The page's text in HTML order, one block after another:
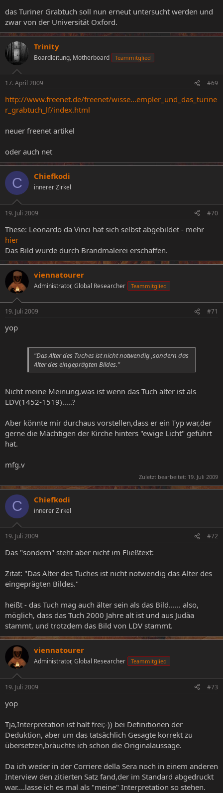
das Turiner Grabtuch soll nun erneut untersucht werden und
zwar von der Universität Oxford.
Trinity
Boardleitung, Motherboard Teammitglied
17. April 2009 #69
http://www.freenet.de/freenet/wisse...empler_und_das_turine
r_grabtuch_lf/index.html
neuer freenet artikel
oder auch net
C Chiefkodi
innerer Zirkel
19. Juli 2009 #70
These: Leonardo da Vinci hat sich selbst abgebildet - mehr
hier
Das Bild wurde durch Brandmalerei erschaffen.
viennatourer
Administrator, Global Researcher Teammitglied
19. Juli 2009 #71
yop
"Das Alter des Tuches ist nicht notwendig ,sondern das
Alter des eingeprägten Bildes."
Nicht meine Meinung,was ist wenn das Tuch älter ist als
LDV(1452-1519).....?
Aber könnte mir durchaus vorstellen,dass er ein Typ war,der
gerne die Mächtigen der Kirche hinters "ewige Licht" geführt
hat.
mfg.v
Zuletzt bearbeitet: 19. Juli 2009
C Chiefkodi
innerer Zirkel
19. Juli 2009 #72
Das "sondern" steht aber nicht im Fließtext:
Zitat: "Das Alter des Tuches ist nicht notwendig das Alter des
eingeprägten Bildes."
heißt - das Tuch mag auch älter sein als das Bild...... also,
möglich, dass das Tuch 2000 Jahre alt ist und aus Judäa
stammt, und trotzdem das Bild von LDV stammt.
viennatourer
Administrator, Global Researcher Teammitglied
19. Juli 2009 #73
yop
Tja,Interpretation ist halt frei;-)) bei Definitionen der
Deduktion, aber um das tatsächlich Gesagte korrekt zu
übersetzen,bräuchte ich schon die Originalaussage.
Da ich weder in der Corriere della Sera noch in einem anderen
Interview den zitierten Satz fand,der im Standard abgedruckt
war....lasse ich es mal als "meine" Interpretation so stehen.